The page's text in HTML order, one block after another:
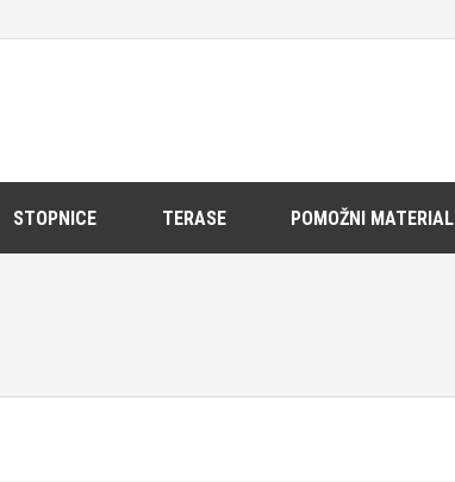
STOPNICE TERASE POMOŽNI MATERIAL